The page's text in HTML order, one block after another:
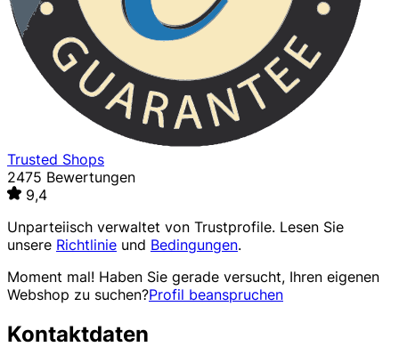
Trusted Shops
2475 Bewertungen
9,4
Unparteiisch verwaltet von Trustprofile. Lesen Sie
unsere Richtlinie und Bedingungen.
Moment mal! Haben Sie gerade versucht, Ihren eigenen
Webshop zu suchen?Profil beanspruchen
Kontaktdaten